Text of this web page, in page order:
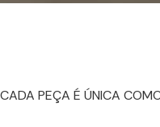
CADA PEÇA É ÚNICA